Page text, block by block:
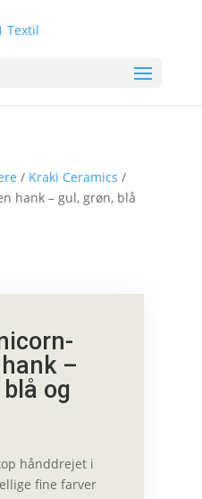
/ Kraki Ceramics /
hank – gul, grøn, blå
–
og
hånddrejet i
fine farver